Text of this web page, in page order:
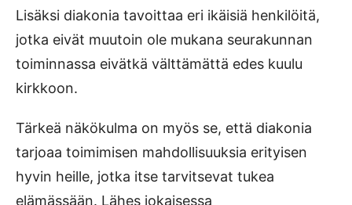
Lisäksi diakonia tavoittaa eri ikäisiä henkilöitä,
jotka eivät muutoin ole mukana seurakunnan
toiminnassa eivätkä välttämättä edes kuulu
kirkkoon.
Tärkeä näkökulma on myös se, että diakonia
tarjoaa toimimisen mahdollisuuksia erityisen
hyvin heille, jotka itse tarvitsevat tukea
elämässään. Lähes jokaisessa